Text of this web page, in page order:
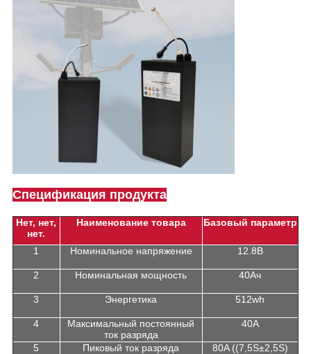
Спецификация продукта
Нет, нет,
нет.
Наименование товара Базовый параметр
1 Номинальное напряжение 12.8В
2 Номинальная мощность 40Ач
3 Энергетика 512wh
4
Максимальный постоянный
ток разряда
40А
5 Пиковый ток разряда 80A ((7,5S±2,5S)